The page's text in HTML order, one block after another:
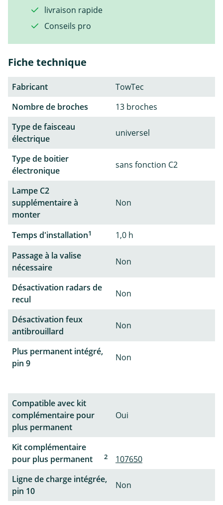
livraison rapide
Conseils pro
Fiche technique
Fabricant
TowTec
Nombre de broches
13 broches
Type de faisceau
électrique
universel
Type de boitier
électronique
sans fonction C2
Lampe C2
supplémentaire à
monter
Non
Temps d'installation1
1,0 h
Passage à la valise
nécessaire
Non
Désactivation radars de
recul
Non
Désactivation feux
antibrouillard
Non
Plus permanent intégré,
pin 9
Non
Compatible avec kit
complémentaire pour
plus permanent
Oui
Kit complémentaire
pour plus permanent
2
107650
Ligne de charge intégrée,
pin 10
Non